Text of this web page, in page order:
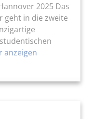
2025 Das
geht in die zweite
anzeigen